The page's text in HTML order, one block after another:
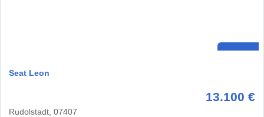
Seat Leon
13.100 €
Rudolstadt, 07407